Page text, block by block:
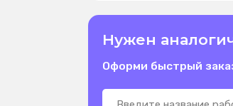
Нужен
Оформи быстрый